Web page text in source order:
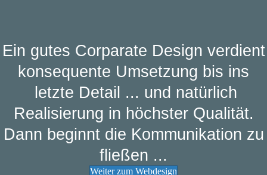
Ein gutes Corparate Design verdient
konsequente Umsetzung bis ins
letzte Detail ... und natürlich
Realisierung in höchster Qualität.
Dann beginnt die Kommunikation zu
fließen ...
Weiter zum Webdesign